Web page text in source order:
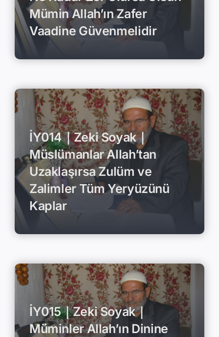
Mümin Allah’ın Zafer
Vaadine Güvenmelidir
İY014｜Zeki Soyak｜
Müslümanlar Allah’tan
Uzaklaşırsa Zulüm ve
Zalimler Tüm Yeryüzünü
Kaplar
İY015｜Zeki Soyak｜
Müminler Allah’ın Dinine